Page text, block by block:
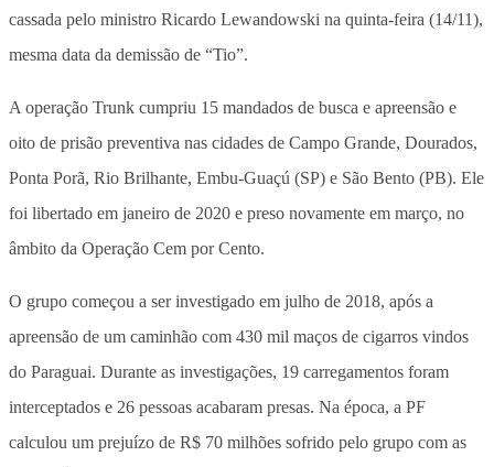
cassada pelo ministro Ricardo Lewandowski na quinta-feira (14/11),
mesma data da demissão de “Tio”.
A operação Trunk cumpriu 15 mandados de busca e apreensão e
oito de prisão preventiva nas cidades de Campo Grande, Dourados,
Ponta Porã, Rio Brilhante, Embu-Guaçú (SP) e São Bento (PB). Ele
foi libertado em janeiro de 2020 e preso novamente em março, no
âmbito da Operação Cem por Cento.
O grupo começou a ser investigado em julho de 2018, após a
apreensão de um caminhão com 430 mil maços de cigarros vindos
do Paraguai. Durante as investigações, 19 carregamentos foram
interceptados e 26 pessoas acabaram presas. Na época, a PF
calculou um prejuízo de R$ 70 milhões sofrido pelo grupo com as